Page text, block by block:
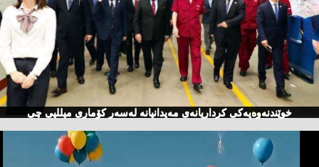
خوێندنەوەیەكی كرداریانەی مەیدانیانە لەسەر كۆماری میللیی چی